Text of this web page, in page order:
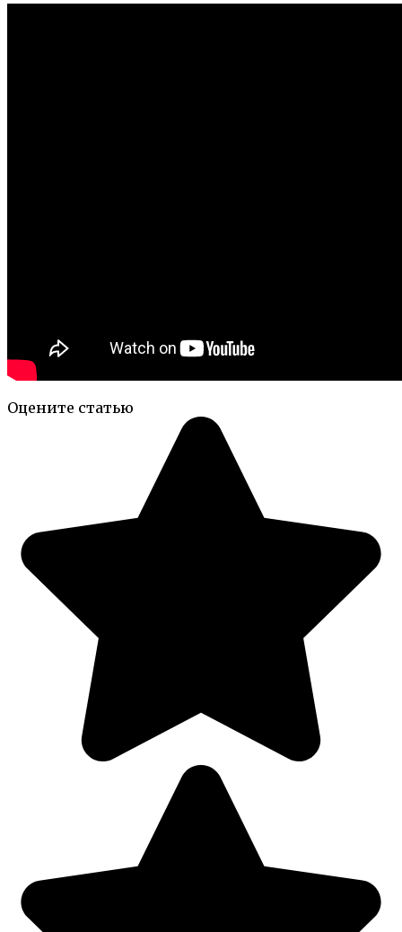
Оцените статью